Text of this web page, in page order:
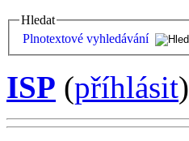
Hledat
Plnotextové vyhledávání
ISP (příhlásit)